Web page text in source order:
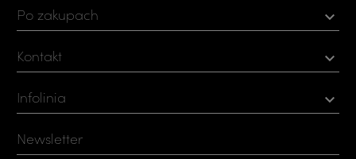
Po zakupach 
Kontakt 
Infolinia 
Newsletter